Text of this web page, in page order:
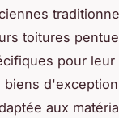
toitures
pour leur
biens
aux